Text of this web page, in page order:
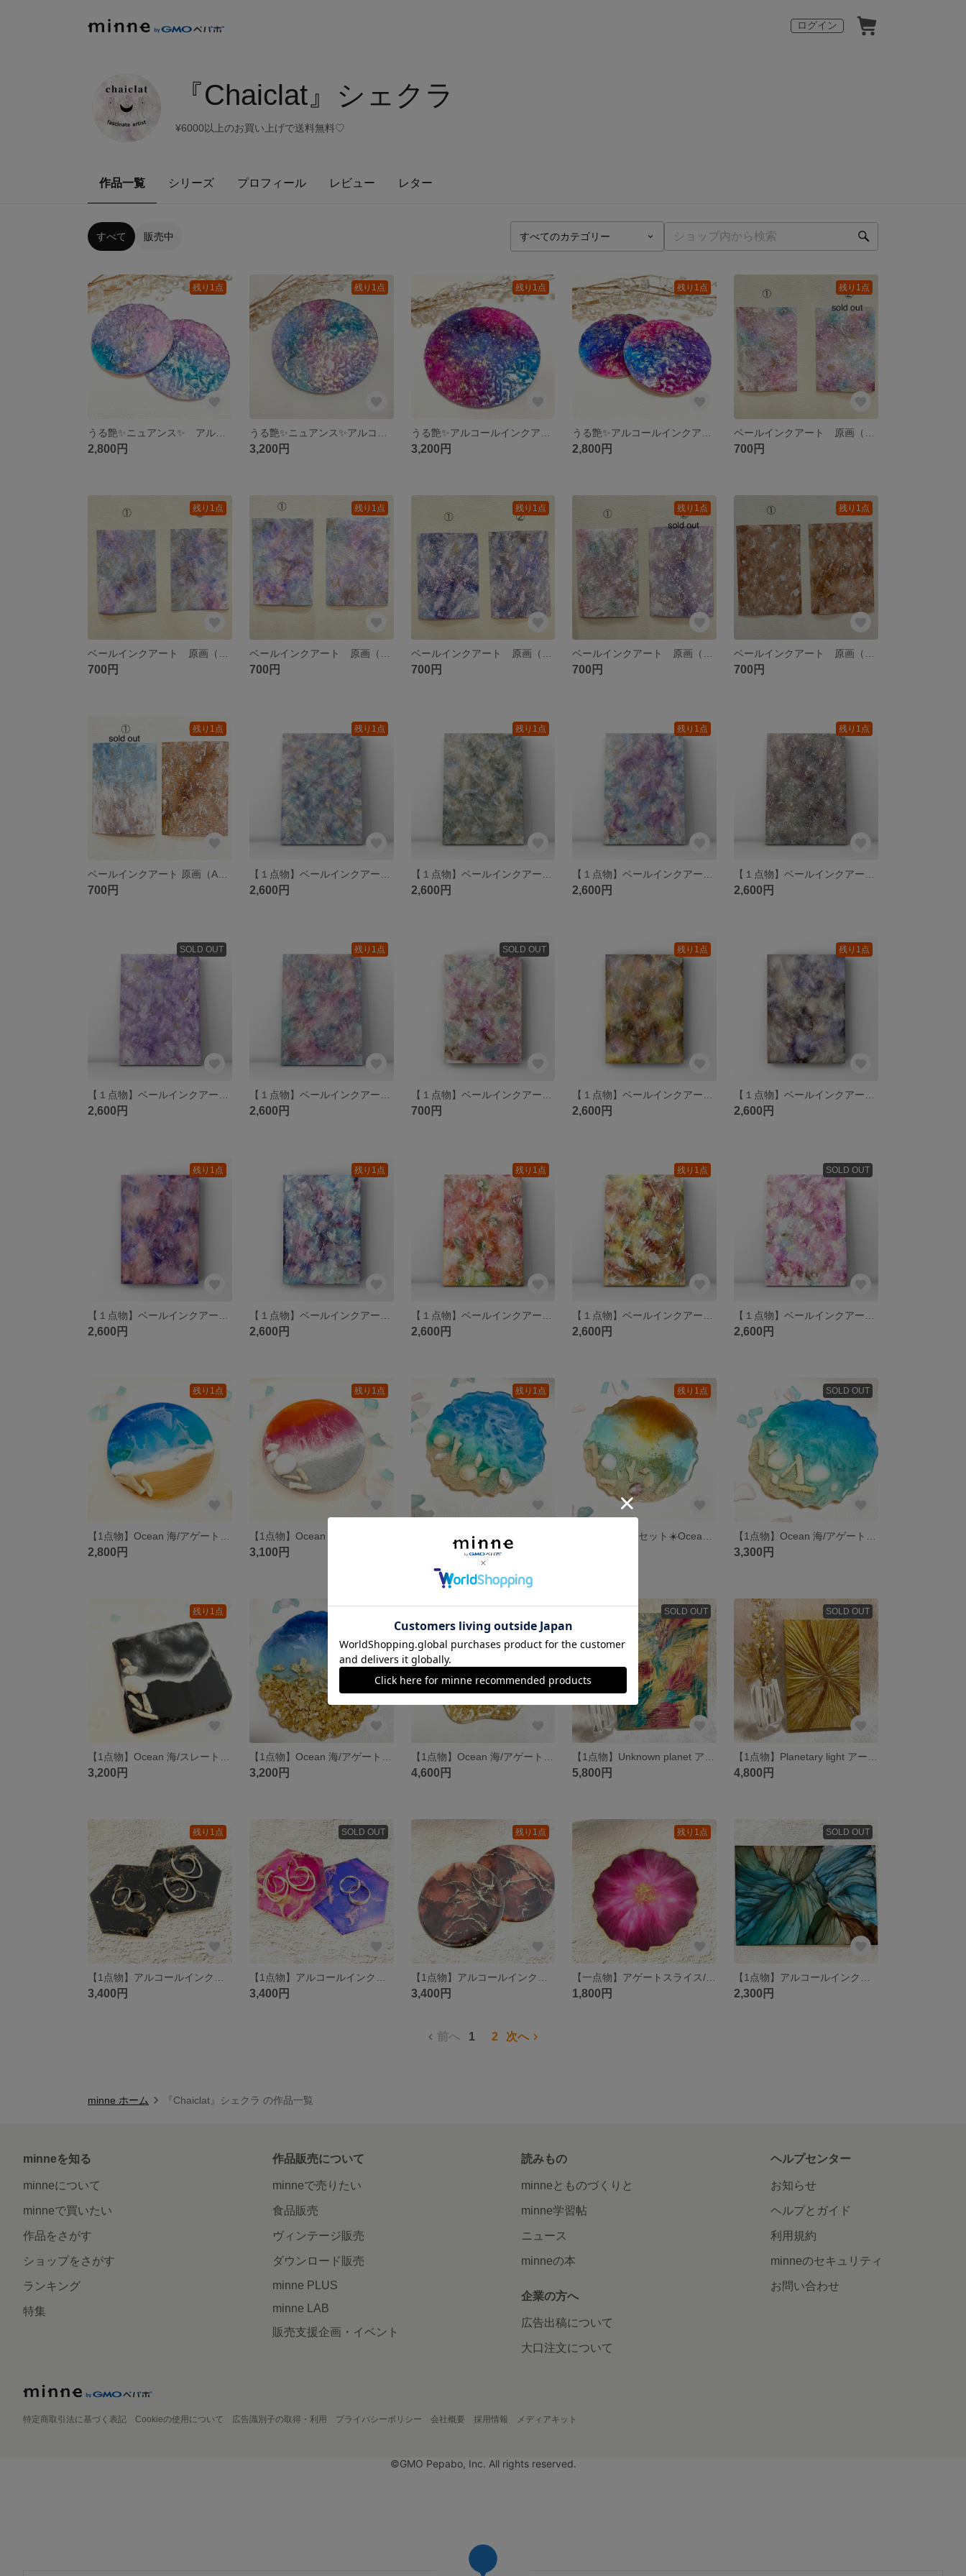
ログイン
『Chaiclat』シェクラ
¥6000以上のお買い上げで送料無料♡
作品一覧 シリーズ プロフィール レビュー レター
すべて 販売中
残り1点
2,800円
残り1点
3,200円
残り1点
3,200円
残り1点
2,800円
残り1点
700円
残り1点
700円
残り1点
700円
残り1点
700円
残り1点
700円
残り1点
700円
残り1点
700円
残り1点
2,600円
残り1点
2,600円
残り1点
2,600円
残り1点
2,600円
SOLD OUT
2,600円
残り1点
2,600円
SOLD OUT
700円
残り1点
2,600円
残り1点
2,600円
残り1点
2,600円
残り1点
2,600円
残り1点
2,600円
残り1点
2,600円
SOLD OUT
2,600円
残り1点
2,800円
残り1点
3,100円
残り1点 残り1点 SOLD OUT
3,300円
残り1点
3,200円 3,200円 4,600円
SOLD OUT
5,800円
SOLD OUT
4,800円
残り1点
3,400円
SOLD OUT
3,400円
残り1点
3,400円
残り1点
1,800円
SOLD OUT
2,300円
前へ 1 2 次へ
minne ホーム 『Chaiclat』シェクラ の作品一覧
minneを知る
minneについて
minneで買いたい
作品をさがす
ショップをさがす
ランキング
特集
作品販売について
minneで売りたい
食品販売
ヴィンテージ販売
ダウンロード販売
minne PLUS
minne LAB
販売支援企画・イベント
読みもの
minneとものづくりと
minne学習帖
ニュース
minneの本
企業の方へ
広告出稿について
大口注文について
ヘルプセンター
お知らせ
ヘルプとガイド
利用規約
minneのセキュリティ
お問い合わせ
特定商取引法に基づく表記 Cookieの使用について 広告識別子の取得・利用 プライバシーポリシー 会社概要 採用情報 メディアキット
©GMO Pepabo, Inc. All rights reserved.